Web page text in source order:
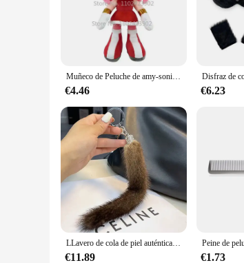
Muñeco de Peluche de amy-sonic, muñeco de felpa suave, amy-sonic, nudillos rosas, colas, sombra, erizo, 30cm
€4.46 €6.23
LLavero de cola de piel auténtica de visón, colgante suave para bolso, etiqueta Lisa para coche
€11.89 €1.73